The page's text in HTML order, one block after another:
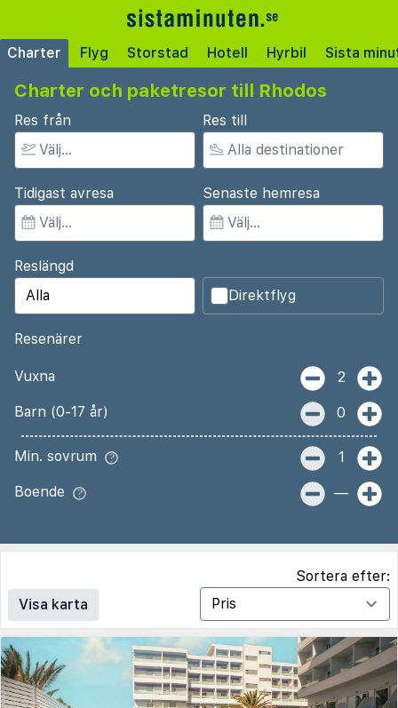
Charter Flyg Storstad Hotell Hyrbil Sista
Charter och paketresor till Rhodos
Res från Res till
Tidigast avresa Senaste hemresa
Reslängd
Direktflyg
Resenärer
Vuxna 2
Barn (0-17 år) 0
Min. sovrum 1
Boende —
Visa karta
Sortera efter: